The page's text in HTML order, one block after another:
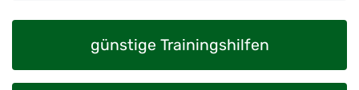
günstige Trainingshilfen